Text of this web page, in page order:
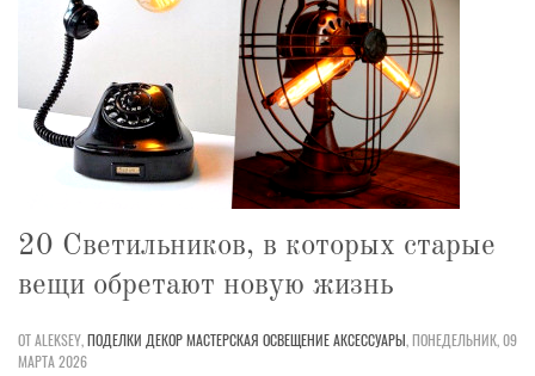
20 Светильников, в которых старые
вещи обретают новую жизнь
ОТ ALEKSEY,ПОДЕЛКИ ДЕКОРМАСТЕРСКАЯ ОСВЕЩЕНИЕАКСЕССУАРЫ,ПОНЕДЕЛЬНИК, 09
МАРТА 2026